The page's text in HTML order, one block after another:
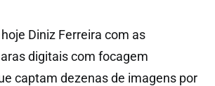
Diniz Ferreira com as
digitais com focagem
captam dezenas de imagens por